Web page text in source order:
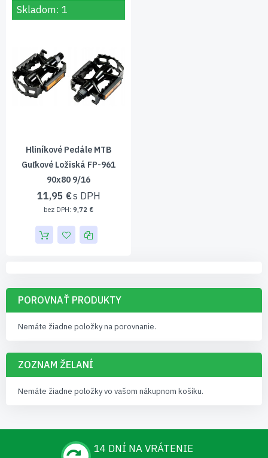
Skladom: 1
Hliníkové Pedále MTB
Guľkové Ložiská FP-961
90x80 9/16
11,95 €
9,72 €
POROVNAŤ PRODUKTY
Nemáte žiadne položky na porovnanie.
ZOZNAM ŽELANÍ
Nemáte žiadne položky vo vašom nákupnom košíku.
14 DNÍ NA VRÁTENIE